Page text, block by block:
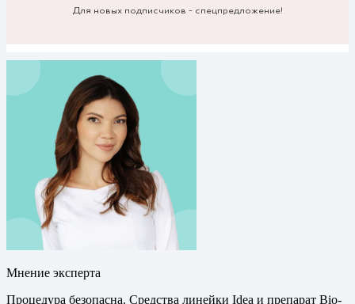
Для новых подписчиков - спецпредложение!
Мнение эксперта
Процедура безопасна. Средства линейки Idea и препарат Bio-